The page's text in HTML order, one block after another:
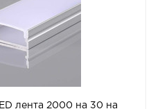
лента 2000 на 30 на